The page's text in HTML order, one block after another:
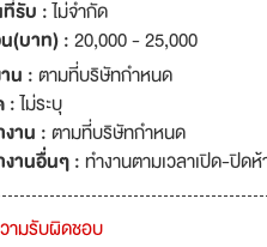
ที่รับ :ไม่จำกัด
น(บาท) :20,000 - 25,000
น :ตามที่บริษัทกำหนด
:ไม่ระบุ
งาน :ตามที่บริษัทกำหนด
งานอื่นๆ :ทำงานตามเวลาเปิด-ปิดห้
ามรับผิดชอบ